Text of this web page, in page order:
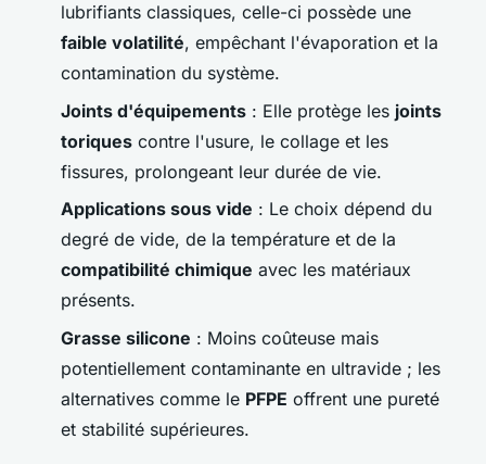
lubrifiants classiques, celle-ci possède une
faible volatilité, empêchant l'évaporation et la
contamination du système.
Joints d'équipements : Elle protège les joints
toriques contre l'usure, le collage et les
fissures, prolongeant leur durée de vie.
Applications sous vide : Le choix dépend du
degré de vide, de la température et de la
compatibilité chimique avec les matériaux
présents.
Grasse silicone : Moins coûteuse mais
potentiellement contaminante en ultravide ; les
alternatives comme le PFPE offrent une pureté
et stabilité supérieures.